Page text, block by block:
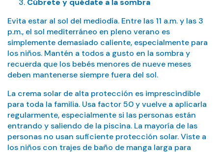
Evita estar al sol del mediodía. Entre las 11 a.m. y las 3
p.m., el sol mediterráneo en pleno verano es
simplemente demasiado caliente, especialmente para
los niños. Mantén a todos a gusto en la sombra y
recuerda que los bebés menores de nueve meses
deben mantenerse siempre fuera del sol.
La crema solar de alta protección es imprescindible
para toda la familia. Usa factor 50 y vuelve a aplicarla
regularmente, especialmente si las personas están
entrando y saliendo de la piscina. La mayoría de las
personas no usan suficiente protección solar. Viste a
los niños con trajes de baño de manga larga para